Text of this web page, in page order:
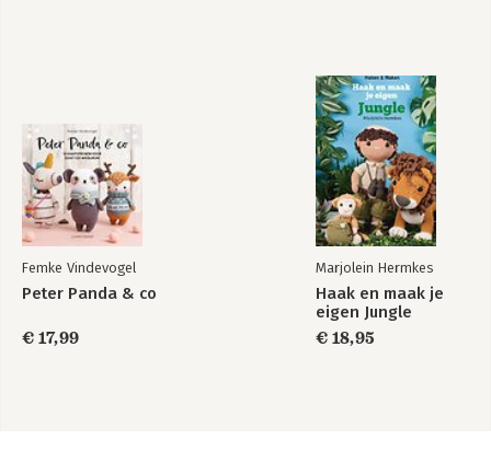
Femke Vindevogel
Peter Panda & co
€ 17,99
Marjolein Hermkes
Haak en maak je
eigen Jungle
€ 18,95